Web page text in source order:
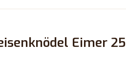
Eimer 25